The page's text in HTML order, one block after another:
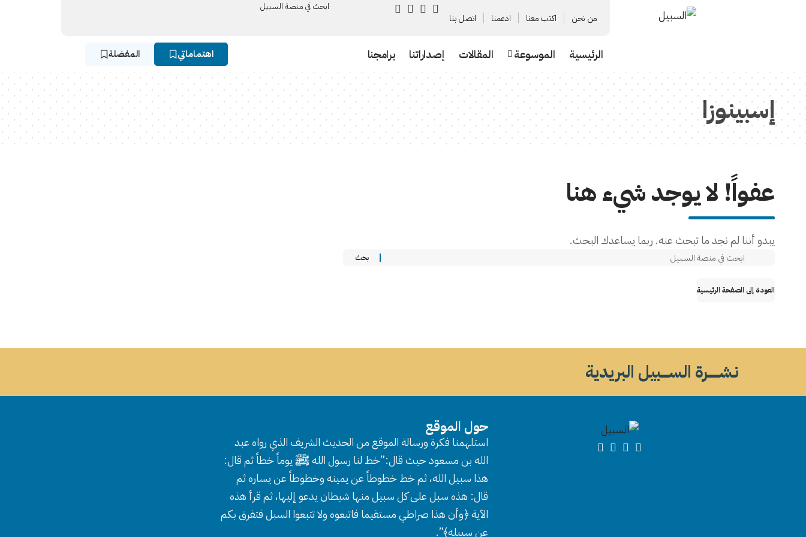
من نحن اكتب معنا ادعمنا اتصل بنا
ابحث في منصة السـبيل
الرئيسية الموسوعة المقالات إصداراتنا برامجنا اهتماماتي المفضلة
إسبينوزا
عفواً! لا يوجد شيء هنا
يبدو أننا لم نجد ما تبحث عنه. ربما يساعدك البحث.
العودة إلى الصفحة الرئيسية
نشــــــرة الســــبيل البريدية
حول الموقع
استلهمنا فكرة ورسالة الموقع من الحديث الشريف الذي رواه عبد
الله بن مسعود حيث قال:”خط لنا رسول الله ﷺ يوماً خطاً ثم قال:
هذا سبيل الله، ثم خط خطوطاً عن يمينه وخطوطاً عن يساره ثم
قال: هذه سبل على كل سبيل منها شيطان يدعو إليها، ثم قرأ هذه
الآية ﴿وأن هذا صراطي مستقيما فاتبعوه ولا تتبعوا السبل فتفرق بكم
عن سبيله﴾”.